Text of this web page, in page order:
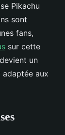
Pikachu
sont
fans,
sur cette
un
adaptée aux